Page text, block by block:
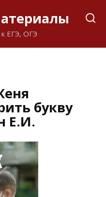
ЕГЭ, ОГЭ
букву
Е.И.